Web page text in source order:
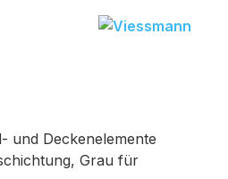
und Deckenelemente
Grau für